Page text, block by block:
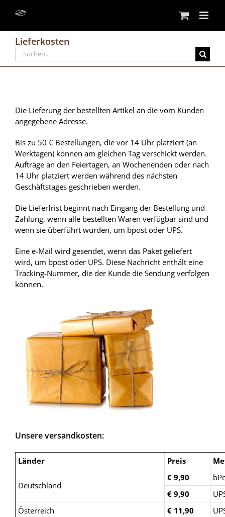
Lieferkosten
Search
for:
Die Lieferung der bestellten Artikel an die vom Kunden
angegebene Adresse.
Bis zu 50 € Bestellungen, die vor 14 Uhr platziert (an
Werktagen) können am gleichen Tag verschickt werden.
Aufträge an den Feiertagen, an Wochenenden oder nach
14 Uhr platziert werden während des nächsten
Geschäftstages geschrieben werden.
Die Lieferfrist beginnt nach Eingang der Bestellung und
Zahlung, wenn alle bestellten Waren verfügbar sind und
wenn sie überführt wurden, um bpost oder UPS.
Eine e-Mail wird gesendet, wenn das Paket geliefert
wird, um bpost oder UPS. Diese Nachricht enthält eine
Tracking-Nummer, die der Kunde die Sendung verfolgen
können.
Unsere versandkosten:
Länder Preis
Deutschland
€ 9,90
€ 9,90
Österreich
€ 11,90